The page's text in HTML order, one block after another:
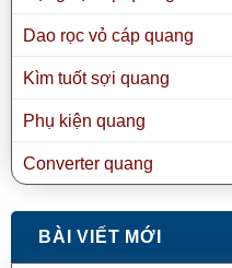
Dao rọc vỏ cáp quang
Kìm tuốt sợi quang
Phụ kiện quang
Converter quang
BÀI VIẾT MỚI